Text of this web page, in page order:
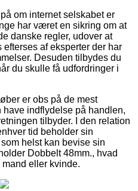
om internet selskabet er
har været en sikring om at
danske regler, udover at
af eksperter der har
Desuden tilbydes du
du skulle få udfordringer i
er obs på de mest
indflydelse på handlen,
tilbyder. I den relation
tid beholder sin
helst kan bevise sin
Dobbelt 48mm., hvad
eller kvinde.